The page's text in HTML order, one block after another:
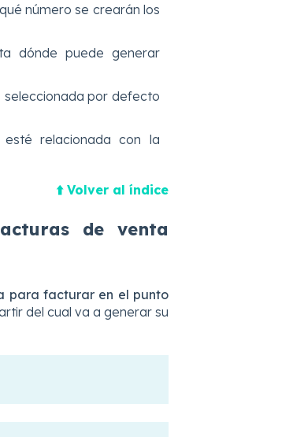
número se crearán los
dónde puede generar
seleccionada por defecto
relacionada con la
⬆️ Volver al índice
de venta
para facturar en el punto
del cual va a generar su